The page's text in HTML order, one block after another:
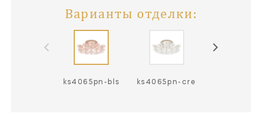
Варианты отделки:
ks4065pn-bls ks4065pn-cre